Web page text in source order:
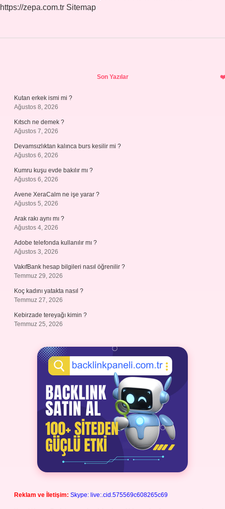
https://zepa.com.tr Sitemap
Son Yazılar
Kutan erkek ismi mi ?
Ağustos 8, 2026
Kıtsch ne demek ?
Ağustos 7, 2026
Devamsızlıktan kalınca burs kesilir mi ?
Ağustos 6, 2026
Kumru kuşu evde bakılır mı ?
Ağustos 6, 2026
Avene XeraCalm ne işe yarar ?
Ağustos 5, 2026
Arak rakı aynı mı ?
Ağustos 4, 2026
Adobe telefonda kullanılır mı ?
Ağustos 3, 2026
VakıfBank hesap bilgileri nasıl öğrenilir ?
Temmuz 29, 2026
Koç kadını yatakta nasıl ?
Temmuz 27, 2026
Kebirzade tereyağı kimin ?
Temmuz 25, 2026
Reklam ve İletişim: Skype: live:.cid.575569c608265c69